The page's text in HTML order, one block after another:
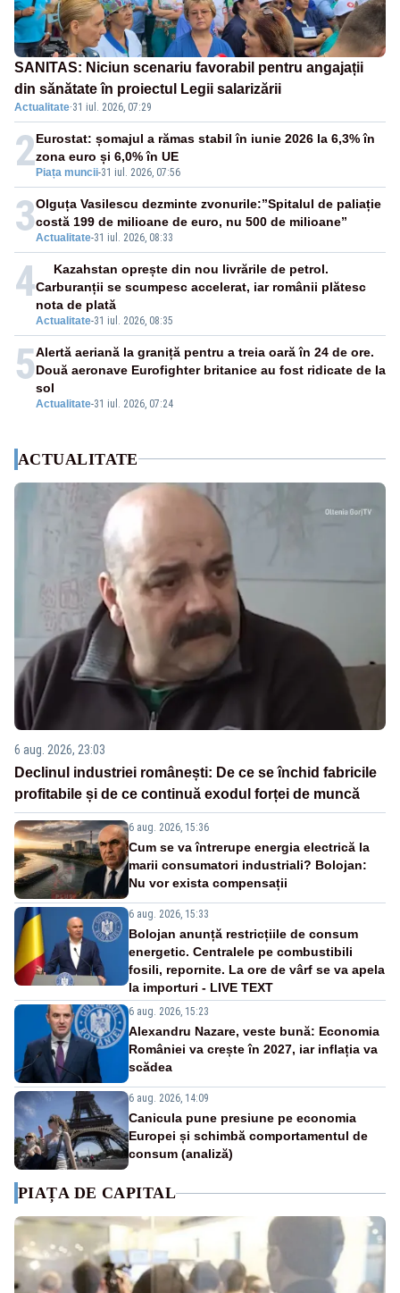
SANITAS: Niciun scenariu favorabil pentru angajații
din sănătate în proiectul Legii salarizării
Actualitate·31 iul. 2026, 07:29
2Piața muncii-31 iul. 2026, 07:56
Eurostat: șomajul a rămas stabil în iunie 2026 la 6,3% în
zona euro și 6,0% în UE
3Actualitate-31 iul. 2026, 08:33
Olguța Vasilescu dezminte zvonurile:”Spitalul de paliație
costă 199 de milioane de euro, nu 500 de milioane”
4
Actualitate-31 iul. 2026, 08:35
Kazahstan oprește din nou livrările de petrol.
Carburanții se scumpesc accelerat, iar românii plătesc
nota de plată
5
Actualitate-31 iul. 2026, 07:24
Alertă aeriană la graniță pentru a treia oară în 24 de ore.
Două aeronave Eurofighter britanice au fost ridicate de la
sol
ACTUALITATE
6 aug. 2026, 23:03
Declinul industriei românești: De ce se închid fabricile
profitabile și de ce continuă exodul forței de muncă
6 aug. 2026, 15:36
Cum se va întrerupe energia electrică la
marii consumatori industriali? Bolojan:
Nu vor exista compensații
6 aug. 2026, 15:33
Bolojan anunță restricțiile de consum
energetic. Centralele pe combustibili
fosili, repornite. La ore de vârf se va apela
la importuri - LIVE TEXT
6 aug. 2026, 15:23
Alexandru Nazare, veste bună: Economia
României va crește în 2027, iar inflația va
scădea
6 aug. 2026, 14:09
Canicula pune presiune pe economia
Europei și schimbă comportamentul de
consum (analiză)
PIAȚA DE CAPITAL